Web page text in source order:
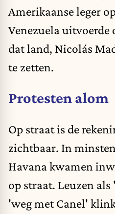
Amerikaanse leger
Venezuela uitvoerde
dat land, Nicolás
te zetten.
Protesten alom
Op straat is de
zichtbaar. In
Havana kwamen
op straat. Leuzen
'weg met Canel'